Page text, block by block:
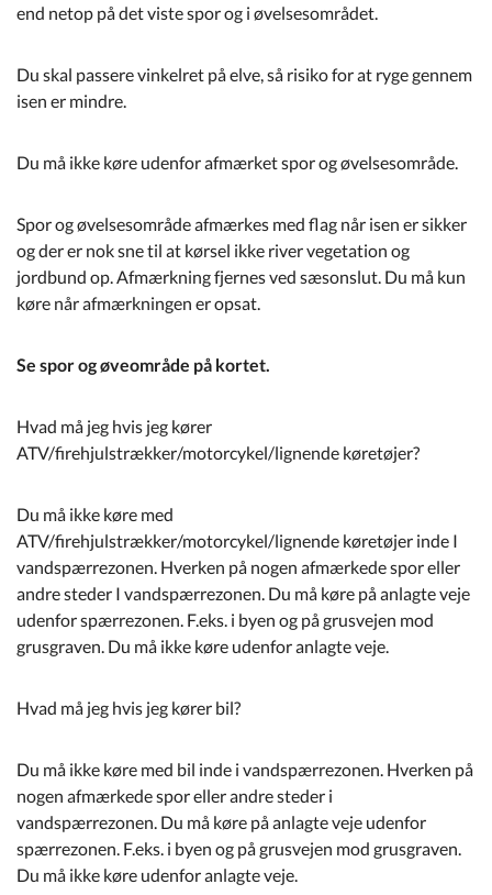
end netop på det viste spor og i øvelsesområdet.
Du skal passere vinkelret på elve, så risiko for at ryge gennem
isen er mindre.
Du må ikke køre udenfor afmærket spor og øvelsesområde.
Spor og øvelsesområde afmærkes med flag når isen er sikker
og der er nok sne til at kørsel ikke river vegetation og
jordbund op. Afmærkning fjernes ved sæsonslut. Du må kun
køre når afmærkningen er opsat.
Se spor og øveområde på kortet.
Hvad må jeg hvis jeg kører
ATV/firehjulstrækker/motorcykel/lignende køretøjer?
Du må ikke køre med
ATV/firehjulstrækker/motorcykel/lignende køretøjer inde I
vandspærrezonen. Hverken på nogen afmærkede spor eller
andre steder I vandspærrezonen. Du må køre på anlagte veje
udenfor spærrezonen. F.eks. i byen og på grusvejen mod
grusgraven. Du må ikke køre udenfor anlagte veje.
Hvad må jeg hvis jeg kører bil?
Du må ikke køre med bil inde i vandspærrezonen. Hverken på
nogen afmærkede spor eller andre steder i
vandspærrezonen. Du må køre på anlagte veje udenfor
spærrezonen. F.eks. i byen og på grusvejen mod grusgraven.
Du må ikke køre udenfor anlagte veje.